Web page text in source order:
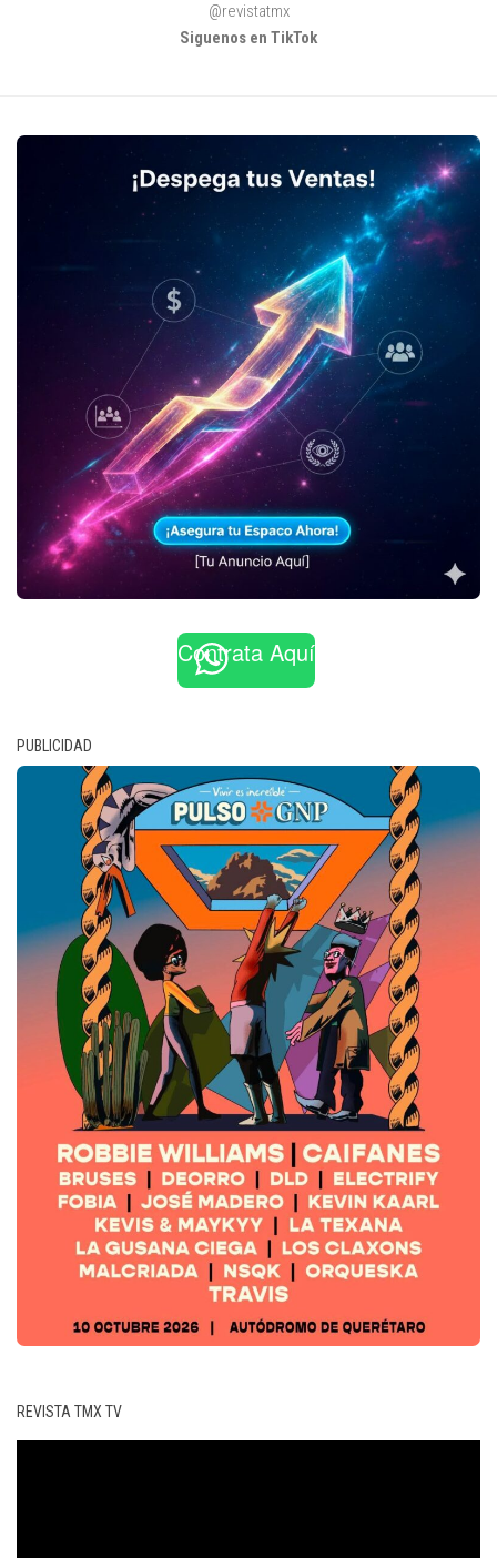
@revistatmx
Siguenos en TikTok
Contrata Aquí
PUBLICIDAD
REVISTA TMX TV